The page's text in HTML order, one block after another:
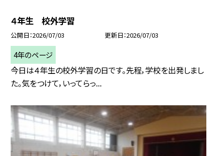
４年生 校外学習
公開日 2026/07/03 更新日 2026/07/03
4年のページ
今日は４年生の校外学習の日です。先程，学校を出発しまし
た。気をつけて，いってらっ...